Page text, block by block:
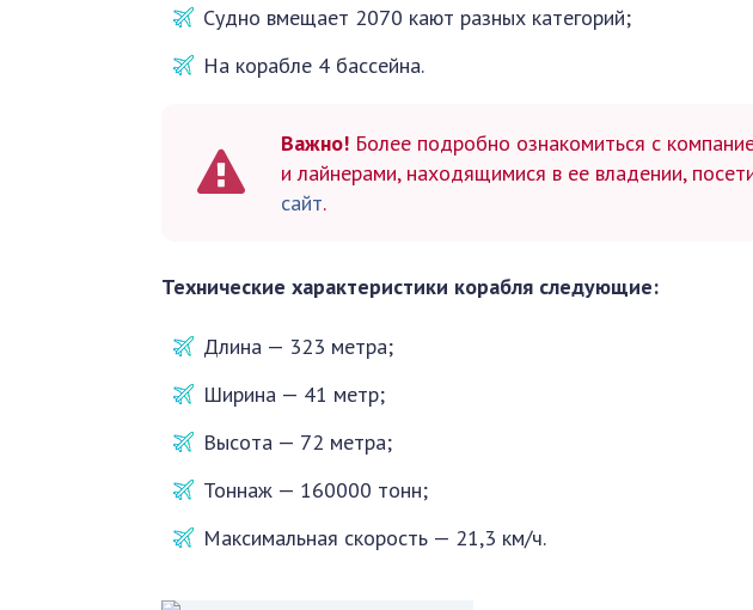
Судно вмещает 2070 кают разных категорий;
На корабле 4 бассейна.
Важно! Более подробно ознакомиться с
и лайнерами, находящимися в ее владении,
сайт.
Технические характеристики корабля следующие:
Длина — 323 метра;
Ширина — 41 метр;
Высота — 72 метра;
Тоннаж — 160000 тонн;
Максимальная скорость — 21,3 км/ч.